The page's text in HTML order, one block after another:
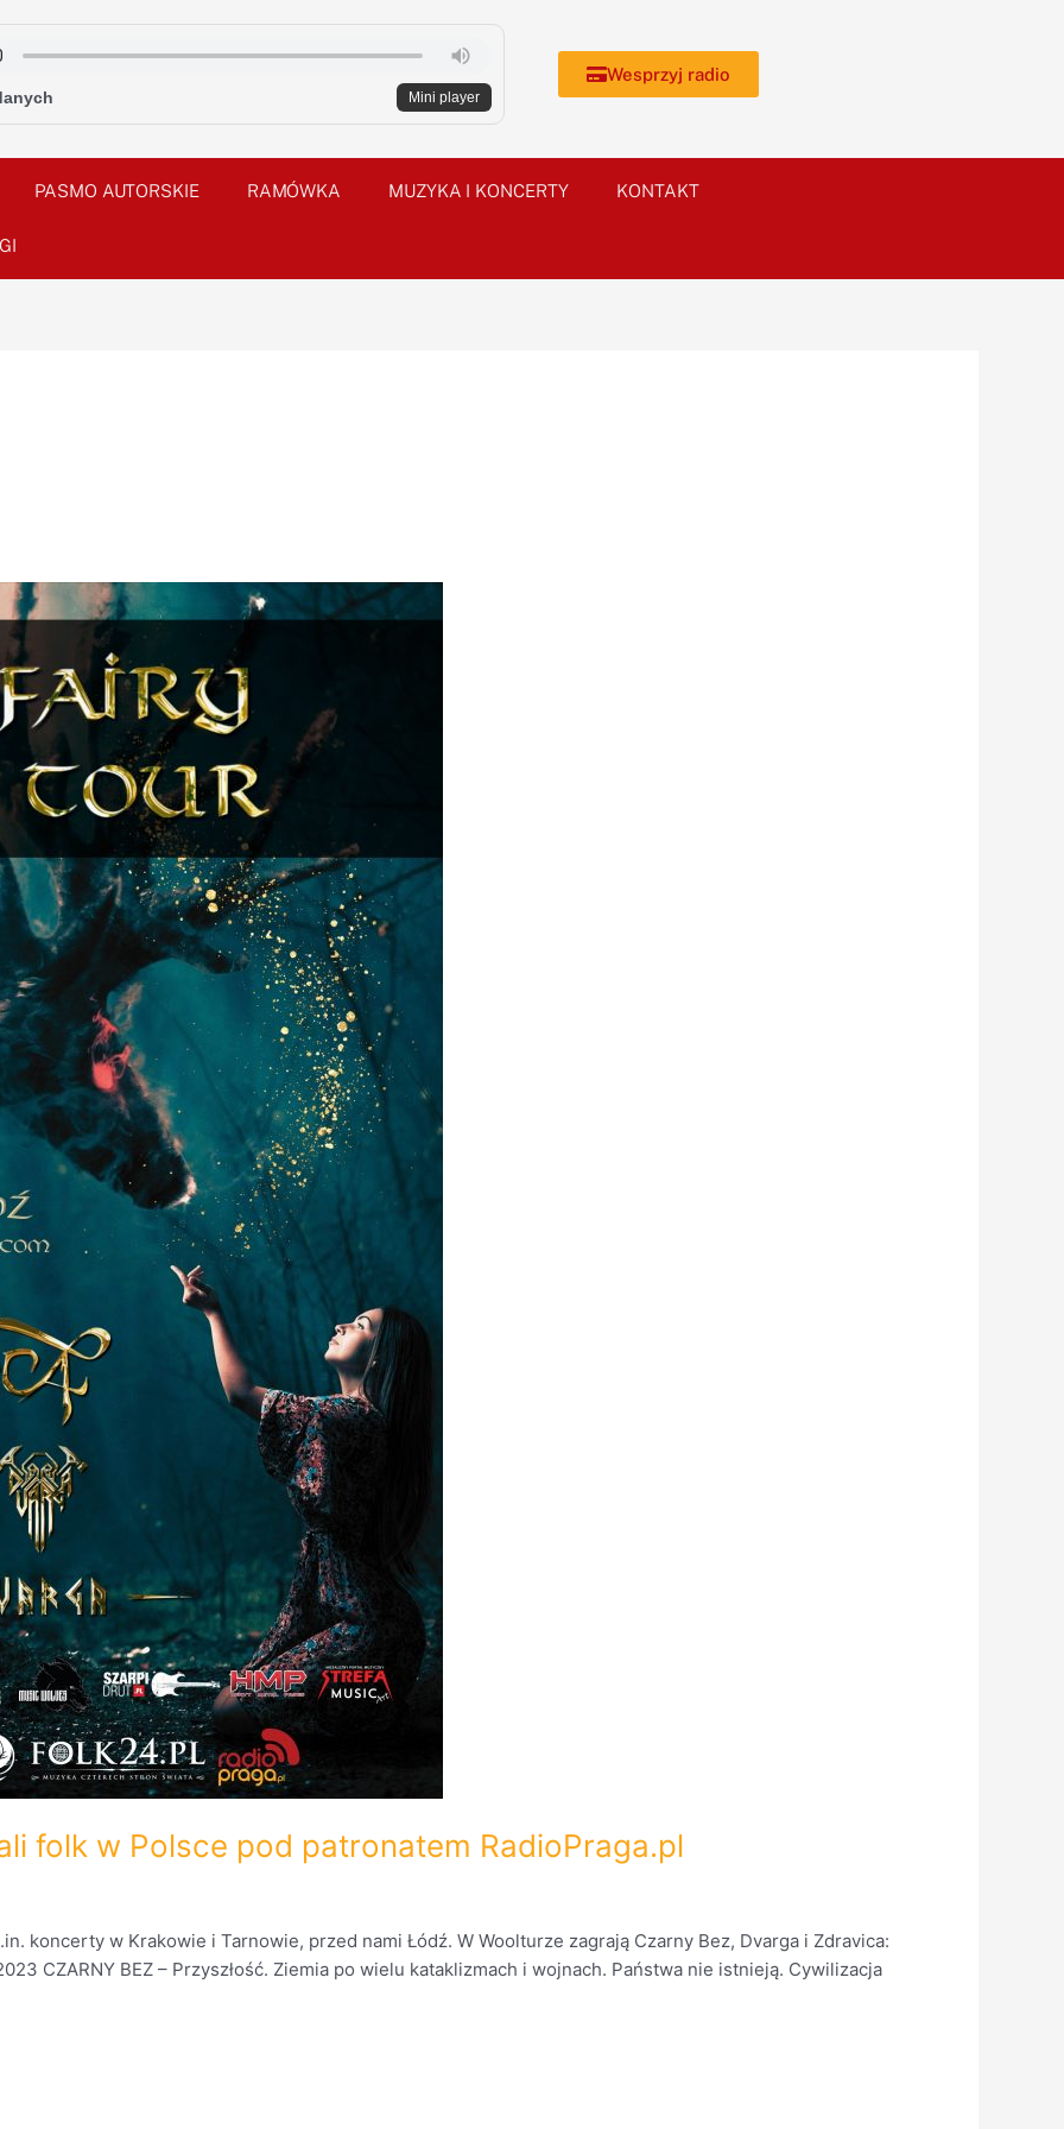
Mini player
Wesprzyj radio
PASMO AUTORSKIE RAMÓWKA MUZYKA I KONCERTY KONTAKT
folk w Polsce pod patronatem RadioPraga.pl
koncerty w Krakowie i Tarnowie, przed nami Łódź. W Woolturze zagrają Czarny Bez, Dvarga i Zdravica:
CZARNY BEZ – Przyszłość. Ziemia po wielu kataklizmach i wojnach. Państwa nie istnieją. Cywilizacja